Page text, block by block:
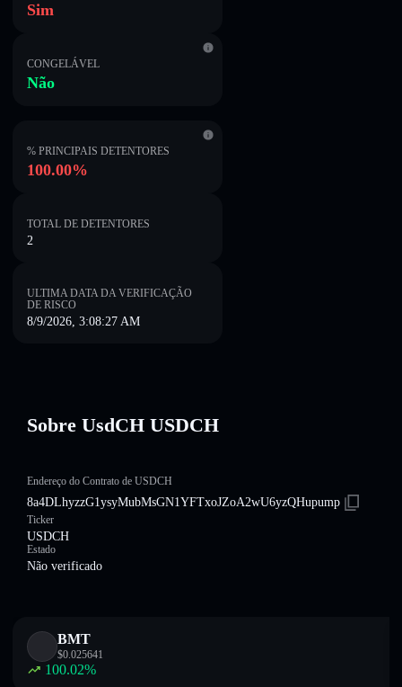
Sim
CONGELÁVEL
Não
% PRINCIPAIS DETENTORES
100.00%
TOTAL DE DETENTORES
2
ULTIMA DATA DA VERIFICAÇÃO
DE RISCO
8/9/2026, 3:08:27 AM
Sobre UsdCH USDCH
Endereço do Contrato de USDCH
8a4DLhyzzG1ysyMubMsGN1YFTxoJZoA2wU6yzQHupump
Ticker
USDCH
Estado
Não verificado
BMT
$0.025641
100.02%